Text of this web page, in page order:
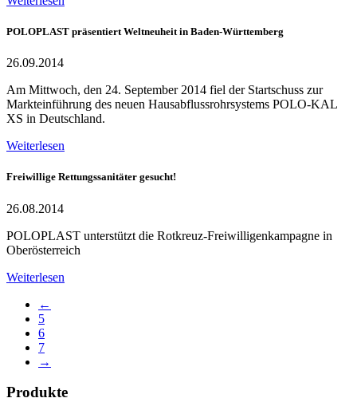
POLOPLAST präsentiert Weltneuheit in Baden-Württemberg
26.09.2014
Am Mittwoch, den 24. September 2014 fiel der Startschuss zur
Markteinführung des neuen Hausabflussrohrsystems POLO-KAL
XS in Deutschland.
Weiterlesen
Freiwillige Rettungssanitäter gesucht!
26.08.2014
POLOPLAST unterstützt die Rotkreuz-Freiwilligenkampagne in
Oberösterreich
Weiterlesen
←
5
6
7
→
Produkte